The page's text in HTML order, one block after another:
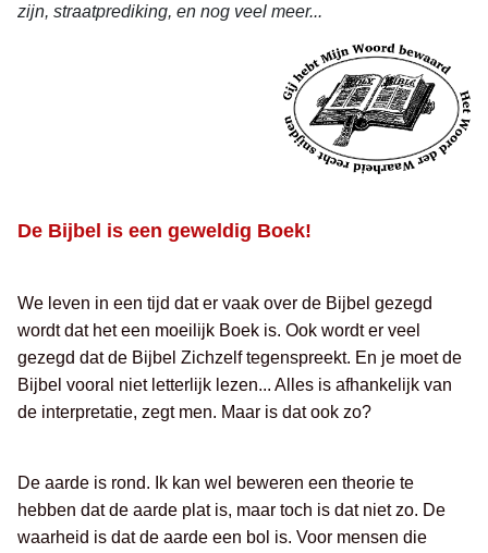
zijn, straatprediking, en nog veel meer...
De Bijbel is een geweldig Boek!
We leven in een tijd dat er vaak over de Bijbel gezegd
wordt dat het een moeilijk Boek is. Ook wordt er veel
gezegd dat de Bijbel Zichzelf tegenspreekt. En je moet de
Bijbel vooral niet letterlijk lezen... Alles is afhankelijk van
de interpretatie, zegt men. Maar is dat ook zo?
De aarde is rond. Ik kan wel beweren een theorie te
hebben dat de aarde plat is, maar toch is dat niet zo. De
waarheid is dat de aarde een bol is. Voor mensen die